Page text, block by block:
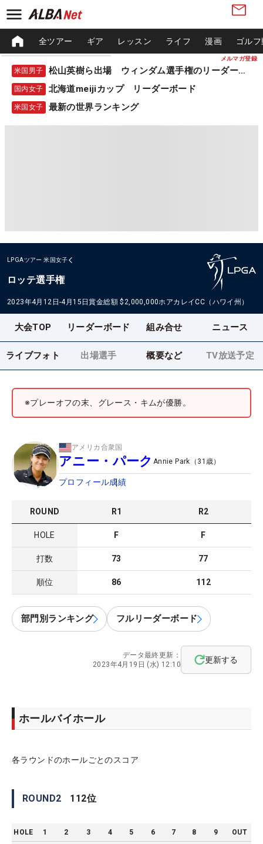
メルマガ登録
全ツアー ギア レッスン ライフ 漫画 ゴル
米国男子 松山英樹ら出場 ウィンダム選手権のリーダーボード
国内女子 北海道meijiカップ リーダーボード
米国女子 最新の世界ランキング
LPGAツアー 米国女子
ロッテ選手権
2023年4月12日-4月15日賞金総額 $2,000,000ホアカレイCC（ハワイ州）
大会TOP リーダーボード 組み合せ ニュース
ライブフォト 出場選手 概要など TV放送予定
※プレーオフの末、グレース・キムが優勝。
アメリカ合衆国
アニー・パーク Annie Park （ 31 歳）
プロフィール成績
ROUND R1 R2
HOLE F F
打数 73 77
順位 86 112
部門別ランキング フルリーダーボード
データ最終更新：
2023年4月19日 (水) 12:10
更新する
ホールバイホール
各ラウンドのホールごとのスコア
ROUND2 112位
HOLE 1 2 3 4 5 6 7 8 9 OUT